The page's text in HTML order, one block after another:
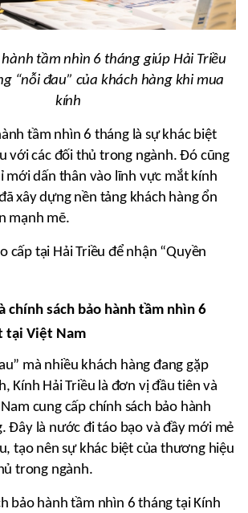
tầm nhìn 6 tháng giúp Hải Triều
“nỗi đau” của khách hàng khi mua
kính
tầm nhìn 6 tháng là sự khác biệt
với các đối thủ trong ngành. Đó cũng
mới dấn thân vào lĩnh vực mắt kính
xây dựng nền tảng khách hàng ổn
mạnh mẽ.
cấp tại Hải Triều để nhận “Quyền
chính sách bảo hành tầm nhìn 6
tại Việt Nam
mà nhiều khách hàng đang gặp
Kính Hải Triều là đơn vị đầu tiên và
cung cấp chính sách bảo hành
Đây là nước đi táo bạo và đầy mới mẻ
tạo nên sự khác biệt của thương hiệu
trong ngành.
bảo hành tầm nhìn 6 tháng tại Kính